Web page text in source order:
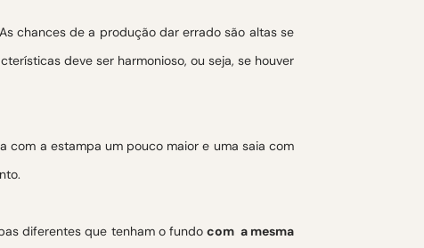
chances de a produção dar errado são altas se
deve ser harmonioso, ou seja, se houver
com a estampa um pouco maior e uma saia com
diferentes que tenham o fundocom a mesma